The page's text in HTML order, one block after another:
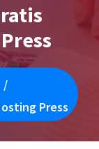
/
Press